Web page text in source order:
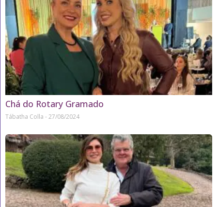
Chá do Rotary Gramado
Tábatha Colla 27/08/2024